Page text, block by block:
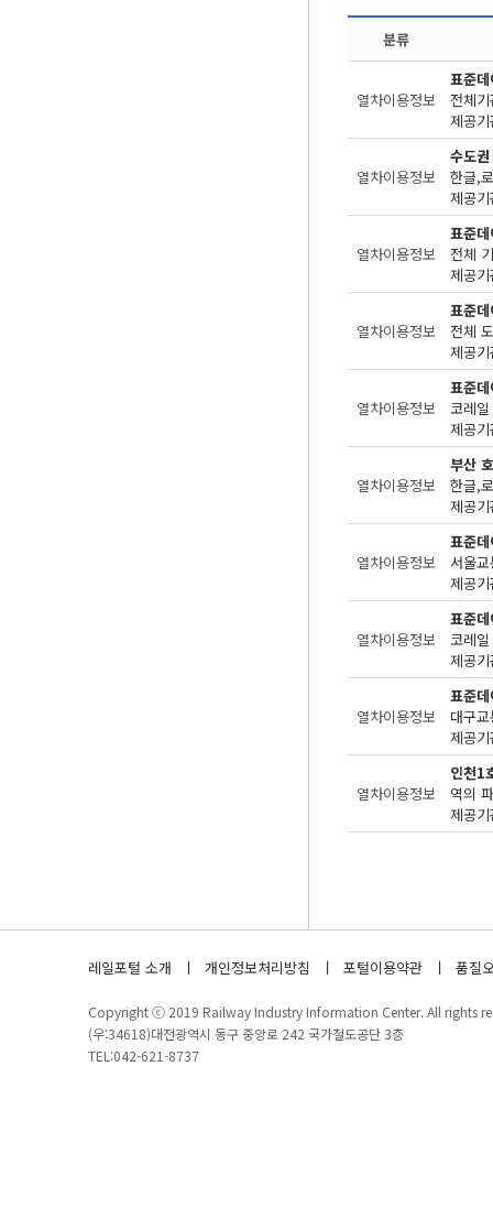
분류
열차이용정보
표준
전체
제공
열차이용정보
수도
한글,
제공
열차이용정보
표준
전체
제공
열차이용정보
표준
전체
제공
열차이용정보
표준
코레
제공
열차이용정보
부산
한글,
제공
열차이용정보
표준
서울
제공
열차이용정보
표준
코레
제공
열차이용정보
표준
대구
제공
열차이용정보
인천1
역의
제공
레일포털 소개 개인정보처리방침 포털이용약관 품질
Copyright ⓒ 2019 Railway Industry Information Center. All rights
(우:34618)대전광역시 동구 중앙로 242 국가철도공단 3층
TEL:042-621-8737